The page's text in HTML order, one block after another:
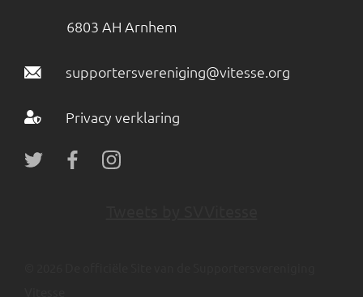
6803 AH Arnhem
supportersvereniging@vitesse.org
Privacy verklaring